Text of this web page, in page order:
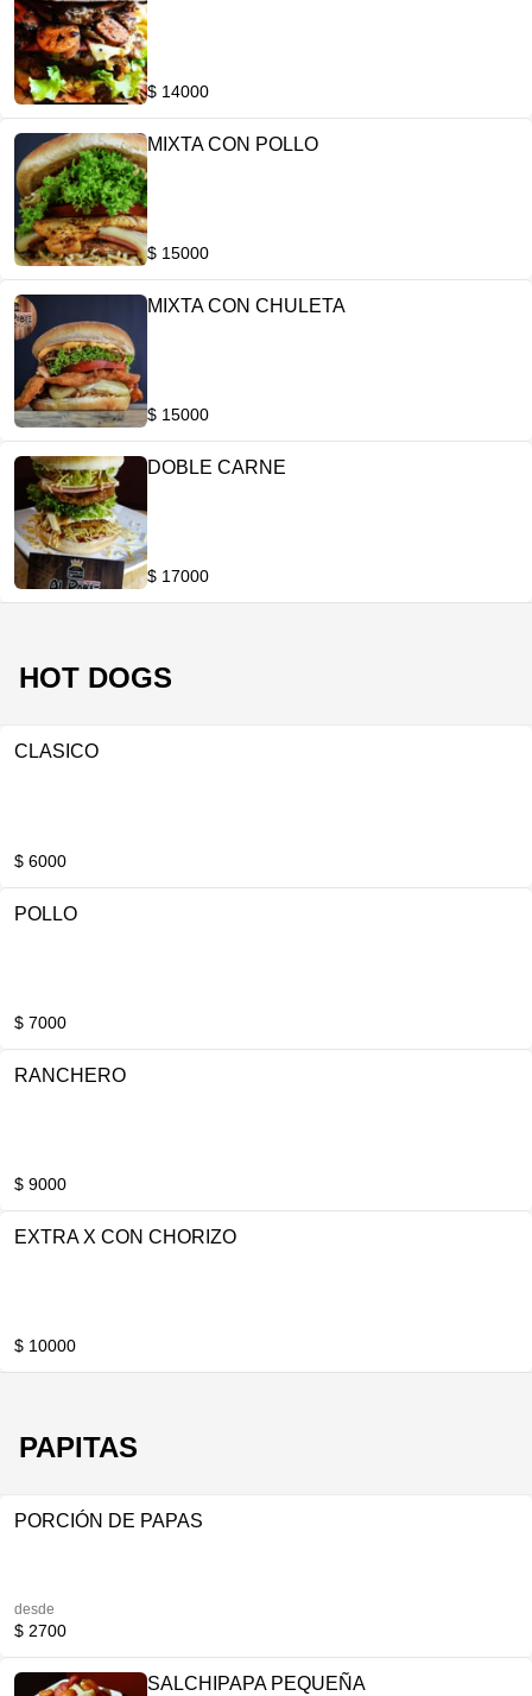
$ 14000
MIXTA CON POLLO
$ 15000
MIXTA CON CHULETA
$ 15000
DOBLE CARNE
$ 17000
HOT DOGS
CLASICO
$ 6000
POLLO
$ 7000
RANCHERO
$ 9000
EXTRA X CON CHORIZO
$ 10000
PAPITAS
PORCIÓN DE PAPAS
desde
$ 2700
SALCHIPAPA PEQUEÑA